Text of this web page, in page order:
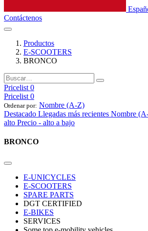
Contáctenos
Productos
E-SCOOTERS
BRONCO
Pricelist 0
Pricelist 0
Ordenar por: Nombre (A-Z)
Destacado Llegadas más recientes Nombre
alto Precio - alto a bajo
BRONCO
E-UNICYCLES
E-SCOOTERS
SPARE PARTS
DGT CERTIFIED
E-BIKES
SERVICES